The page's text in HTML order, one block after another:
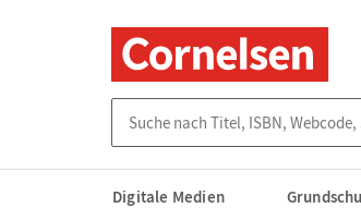
Digitale Medien